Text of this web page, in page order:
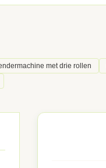
met drie rollen